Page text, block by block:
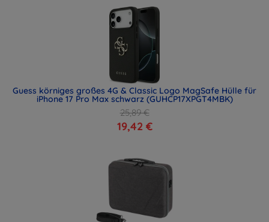
Guess körniges großes 4G & Classic Logo MagSafe Hülle für
iPhone 17 Pro Max schwarz (GUHCP17XPGT4MBK)
25,89 €
19,42 €